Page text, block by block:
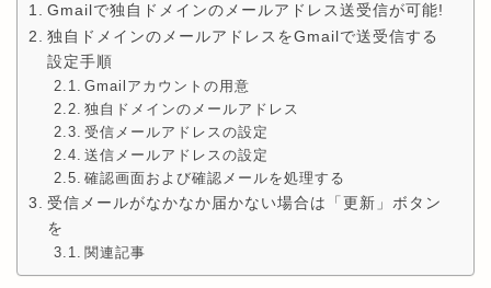
Gmailで独自ドメインのメールアドレス送受信が可能!
独自ドメインのメールアドレスをGmailで送受信する
設定手順
Gmailアカウントの用意
独自ドメインのメールアドレス
受信メールアドレスの設定
送信メールアドレスの設定
確認画面および確認メールを処理する
受信メールがなかなか届かない場合は「更新」ボタン
を
関連記事